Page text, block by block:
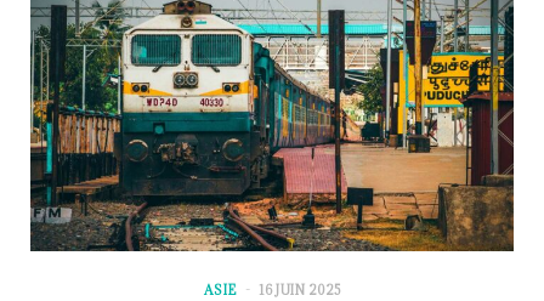
ASIE 16 JUIN 2025